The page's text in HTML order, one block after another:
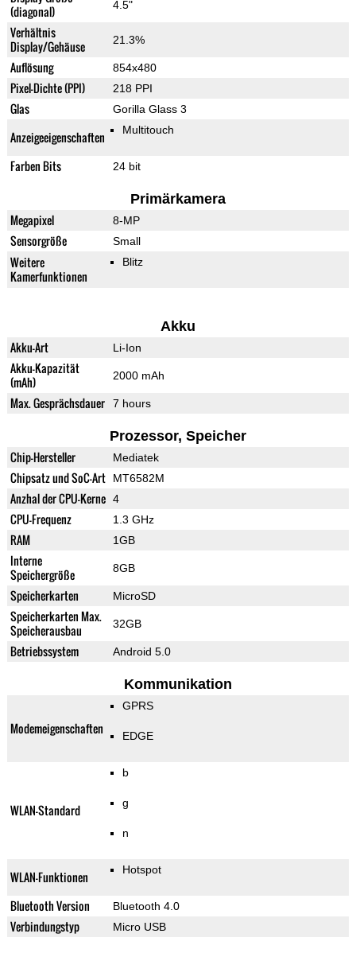
(diagonal)
4.5"
Verhältnis
Display/Gehäuse
21.3%
Auflösung 854x480
Pixel-Dichte (PPI) 218 PPI
Glas Gorilla Glass 3
Anzeigeeigenschaften Multitouch
Farben Bits 24 bit
Primärkamera
Megapixel 8-MP
Sensorgröße Small
Weitere
Kamerfunktionen
Blitz
Akku
Akku-Art Li-Ion
Akku-Kapazität
(mAh)
2000 mAh
Max. Gesprächsdauer 7 hours
Prozessor, Speicher
Chip-Hersteller Mediatek
Chipsatz und SoC-Art MT6582M
Anzhal der CPU-Kerne 4
CPU-Frequenz 1.3 GHz
RAM 1GB
Interne
Speichergröße
8GB
Speicherkarten MicroSD
Speicherkarten Max.
Speicherausbau
32GB
Betriebssystem Android 5.0
Kommunikation
Modemeigenschaften
GPRS
EDGE
WLAN-Standard
b
g
n
WLAN-Funktionen Hotspot
Bluetooth Version Bluetooth 4.0
Verbindungstyp Micro USB